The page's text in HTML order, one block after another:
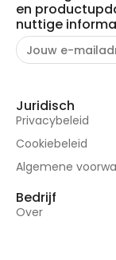
en
nuttige
Juridisch
Privacybeleid
Cookiebeleid
Algemene
Bedrijf
Over